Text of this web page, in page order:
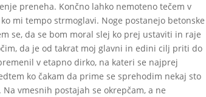
preneha. Končno lahko nemoteno tečem v
mi tempo strmoglavi. Noge postanejo betonske
se, da se bom moral slej ko prej ustaviti in raje
da je od takrat moj glavni in edini cilj priti do
v etapno dirko, na kateri se najprej
ko čakam da prime se sprehodim nekaj sto
vmesnih postajah se okrepčam, a ne